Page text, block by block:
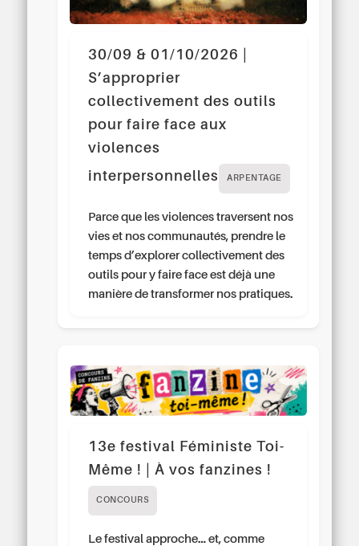
30/09 & 01/10/2026 |
S’approprier
collectivement des outils
pour faire face aux
violences
interpersonnelles
ARPENTAGE
Parce que les violences traversent nos
vies et nos communautés, prendre le
temps d’explorer collectivement des
outils pour y faire face est déjà une
manière de transformer nos pratiques.
13e festival Féministe Toi-
Même ! | À vos fanzines !
CONCOURS
Le festival approche… et, comme